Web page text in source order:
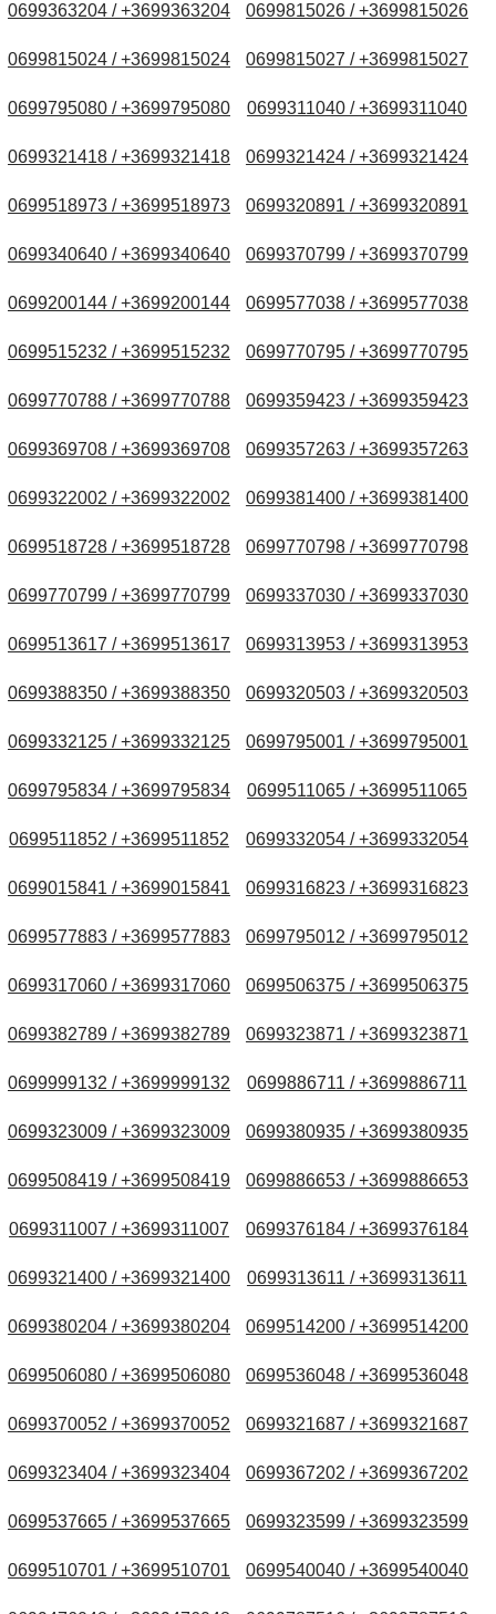
0699363204 / +3699363204 0699815026 / +3699815026
0699815024 / +3699815024 0699815027 / +3699815027
0699795080 / +3699795080 0699311040 / +3699311040
0699321418 / +3699321418 0699321424 / +3699321424
0699518973 / +3699518973 0699320891 / +3699320891
0699340640 / +3699340640 0699370799 / +3699370799
0699200144 / +3699200144 0699577038 / +3699577038
0699515232 / +3699515232 0699770795 / +3699770795
0699770788 / +3699770788 0699359423 / +3699359423
0699369708 / +3699369708 0699357263 / +3699357263
0699322002 / +3699322002 0699381400 / +3699381400
0699518728 / +3699518728 0699770798 / +3699770798
0699770799 / +3699770799 0699337030 / +3699337030
0699513617 / +3699513617 0699313953 / +3699313953
0699388350 / +3699388350 0699320503 / +3699320503
0699332125 / +3699332125 0699795001 / +3699795001
0699795834 / +3699795834 0699511065 / +3699511065
0699511852 / +3699511852 0699332054 / +3699332054
0699015841 / +3699015841 0699316823 / +3699316823
0699577883 / +3699577883 0699795012 / +3699795012
0699317060 / +3699317060 0699506375 / +3699506375
0699382789 / +3699382789 0699323871 / +3699323871
0699999132 / +3699999132 0699886711 / +3699886711
0699323009 / +3699323009 0699380935 / +3699380935
0699508419 / +3699508419 0699886653 / +3699886653
0699311007 / +3699311007 0699376184 / +3699376184
0699321400 / +3699321400 0699313611 / +3699313611
0699380204 / +3699380204 0699514200 / +3699514200
0699506080 / +3699506080 0699536048 / +3699536048
0699370052 / +3699370052 0699321687 / +3699321687
0699323404 / +3699323404 0699367202 / +3699367202
0699537665 / +3699537665 0699323599 / +3699323599
0699510701 / +3699510701 0699540040 / +3699540040